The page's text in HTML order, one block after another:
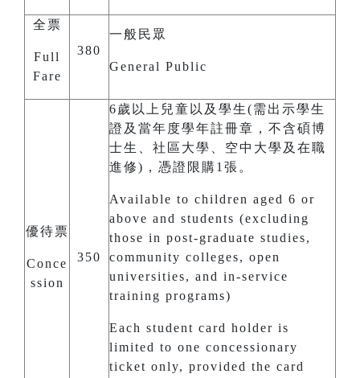
全票
Full
Fare
380
一般民眾
General Public
優待票
Conce
ssion
350
6歲以上兒童以及學生(需出示學生
證及當年度學年註冊章，不含碩博
士生、社區大學、空中大學及在職
進修)，憑證限購1張。
Available to children aged 6 or
above and students (excluding
those in post-graduate studies,
community colleges, open
universities, and in-service
training programs)
Each student card holder is
limited to one concessionary
ticket only, provided the card